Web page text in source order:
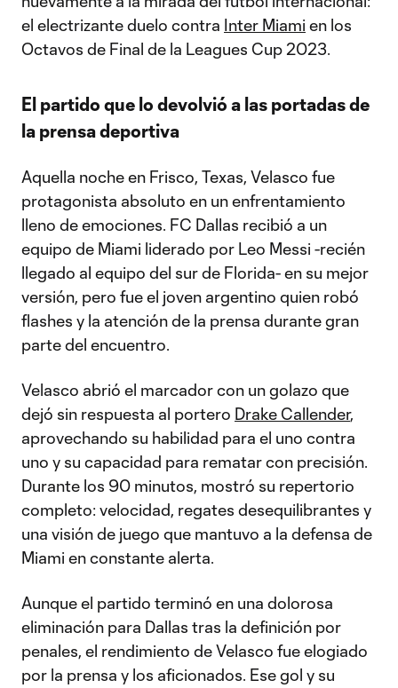
el electrizante duelo contra Inter Miami en los
Octavos de Final de la Leagues Cup 2023.
El partido que lo devolvió a las portadas de
la prensa deportiva
Aquella noche en Frisco, Texas, Velasco fue
protagonista absoluto en un enfrentamiento
lleno de emociones. FC Dallas recibió a un
equipo de Miami liderado por Leo Messi -recién
llegado al equipo del sur de Florida- en su mejor
versión, pero fue el joven argentino quien robó
flashes y la atención de la prensa durante gran
parte del encuentro.
Velasco abrió el marcador con un golazo que
dejó sin respuesta al portero Drake Callender,
aprovechando su habilidad para el uno contra
uno y su capacidad para rematar con precisión.
Durante los 90 minutos, mostró su repertorio
completo: velocidad, regates desequilibrantes y
una visión de juego que mantuvo a la defensa de
Miami en constante alerta.
Aunque el partido terminó en una dolorosa
eliminación para Dallas tras la definición por
penales, el rendimiento de Velasco fue elogiado
por la prensa y los aficionados. Ese gol y su